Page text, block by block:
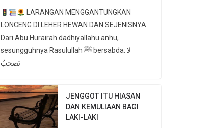
LARANGAN MENGGANTUNGKAN
LONCENG DI LEHER HEWAN DAN SEJENISNYA.
Dari Abu Hurairah dadhiyallahu anhu,
sesungguhnya Rasulullah ﷺ bersabda: لا
تَصحبُ
JENGGOT ITU HIASAN
DAN KEMULIAAN BAGI
LAKI-LAKI